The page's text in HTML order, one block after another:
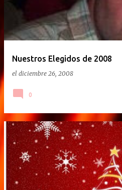
Nuestros Elegidos de 2008
el diciembre 26, 2008
0